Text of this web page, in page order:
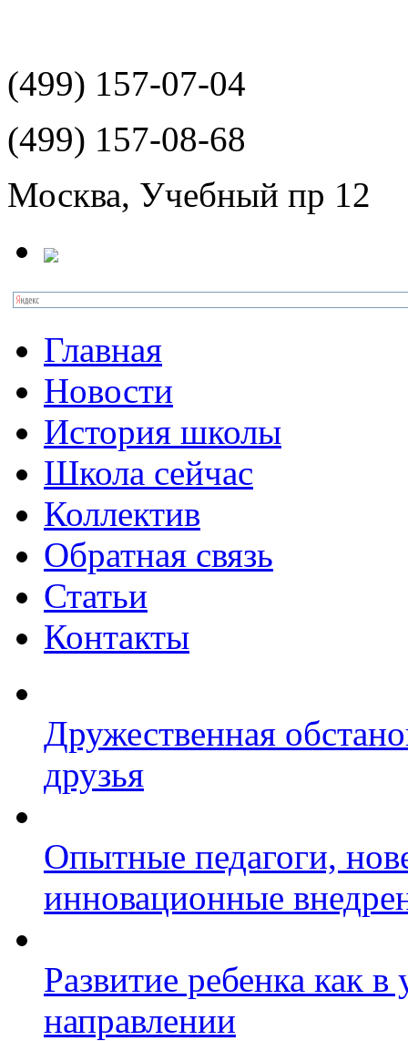
(499) 157-07-04
(499) 157-08-68
Москва, Учебный пр 12
Главная
Новости
История школы
Школа сейчас
Коллектив
Обратная связь
Статьи
Контакты
Дружественная
друзья
Опытные педагоги,
инновационные
Развитие ребенка как
направлении